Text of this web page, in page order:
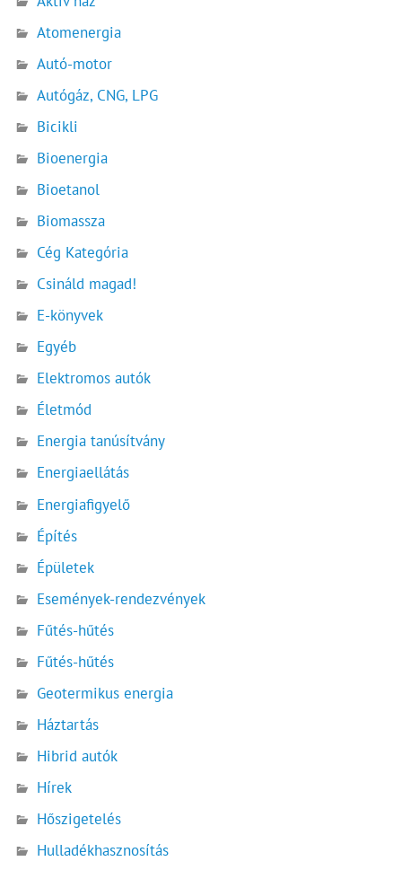
Atomenergia
Autó-motor
Autógáz, CNG, LPG
Bicikli
Bioenergia
Bioetanol
Biomassza
Cég Kategória
Csináld magad!
E-könyvek
Egyéb
Elektromos autók
Életmód
Energia tanúsítvány
Energiaellátás
Energiafigyelő
Építés
Épületek
Események-rendezvények
Fűtés-hűtés
Fűtés-hűtés
Geotermikus energia
Háztartás
Hibrid autók
Hírek
Hőszigetelés
Hulladékhasznosítás